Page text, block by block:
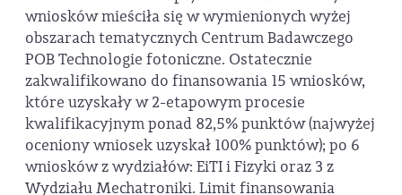
wniosków mieściła się w wymienionych wyżej
obszarach tematycznych Centrum Badawczego
POB Technologie fotoniczne. Ostatecznie
zakwalifikowano do finansowania 15 wniosków,
które uzyskały w 2-etapowym procesie
kwalifikacyjnym ponad 82,5% punktów (najwyżej
oceniony wniosek uzyskał 100% punktów); po 6
wniosków z wydziałów: EiTI i Fizyki oraz 3 z
Wydziału Mechatroniki. Limit finansowania